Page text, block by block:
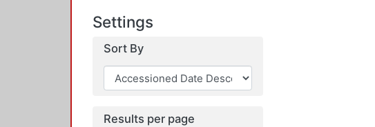
Settings
Sort By
Results per page